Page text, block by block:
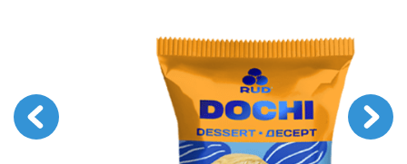
СПОЖИВАЧАМ
АКЦІЇ
ПРЕС-ЦЕНТР